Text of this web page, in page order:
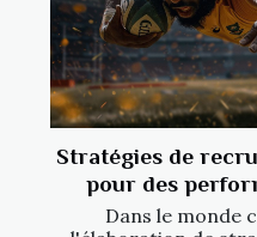
Stratégies de
pour des
Dans le monde